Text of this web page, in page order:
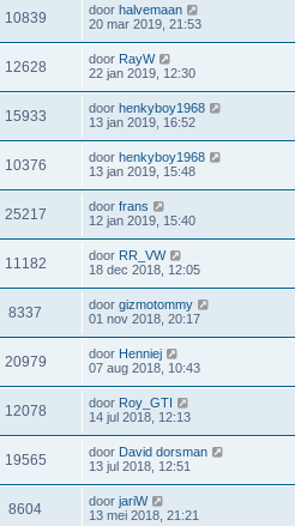
10839 door halvemaan
20 mar 2019, 21:53
12628 door RayW
22 jan 2019, 12:30
15933 door henkyboy1968
13 jan 2019, 16:52
10376 door henkyboy1968
13 jan 2019, 15:48
25217 door frans
12 jan 2019, 15:40
11182 door RR_VW
18 dec 2018, 12:05
8337 door gizmotommy
01 nov 2018, 20:17
20979 door Henniej
07 aug 2018, 10:43
12078 door Roy_GTI
14 jul 2018, 12:13
19565 door David dorsman
13 jul 2018, 12:51
8604 door jariW
13 mei 2018, 21:21